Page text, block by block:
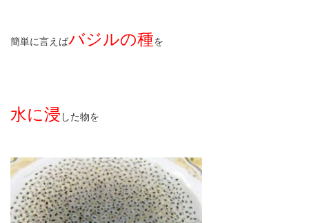
簡単に言えばバジルの種を
水に浸 した物を